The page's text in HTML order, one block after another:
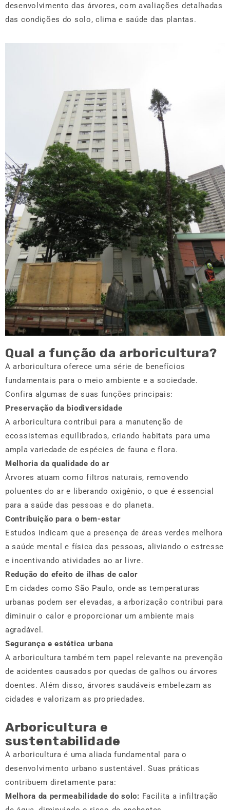
desenvolvimento das árvores, com avaliações detalhadas
das condições do solo, clima e saúde das plantas.
Qual a função da arboricultura?
A arboricultura oferece uma série de benefícios
fundamentais para o meio ambiente e a sociedade.
Confira algumas de suas funções principais:
Preservação da biodiversidade
A arboricultura contribui para a manutenção de
ecossistemas equilibrados, criando habitats para uma
ampla variedade de espécies de fauna e flora.
Melhoria da qualidade do ar
Árvores atuam como filtros naturais, removendo
poluentes do ar e liberando oxigênio, o que é essencial
para a saúde das pessoas e do planeta.
Contribuição para o bem-estar
Estudos indicam que a presença de áreas verdes melhora
a saúde mental e física das pessoas, aliviando o estresse
e incentivando atividades ao ar livre.
Redução do efeito de ilhas de calor
Em cidades como São Paulo, onde as temperaturas
urbanas podem ser elevadas, a arborização contribui para
diminuir o calor e proporcionar um ambiente mais
agradável.
Segurança e estética urbana
A arboricultura também tem papel relevante na prevenção
de acidentes causados por quedas de galhos ou árvores
doentes. Além disso, árvores saudáveis embelezam as
cidades e valorizam as propriedades.
Arboricultura e
sustentabilidade
A arboricultura é uma aliada fundamental para o
desenvolvimento urbano sustentável. Suas práticas
contribuem diretamente para:
Melhora da permeabilidade do solo: Facilita a infiltração